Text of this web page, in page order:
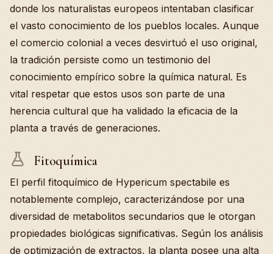
donde los naturalistas europeos intentaban clasificar
el vasto conocimiento de los pueblos locales. Aunque
el comercio colonial a veces desvirtuó el uso original,
la tradición persiste como un testimonio del
conocimiento empírico sobre la química natural. Es
vital respetar que estos usos son parte de una
herencia cultural que ha validado la eficacia de la
planta a través de generaciones.
Fitoquímica
El perfil fitoquímico de Hypericum spectabile es
notablemente complejo, caracterizándose por una
diversidad de metabolitos secundarios que le otorgan
propiedades biológicas significativas. Según los análisis
de optimización de extractos, la planta posee una alta